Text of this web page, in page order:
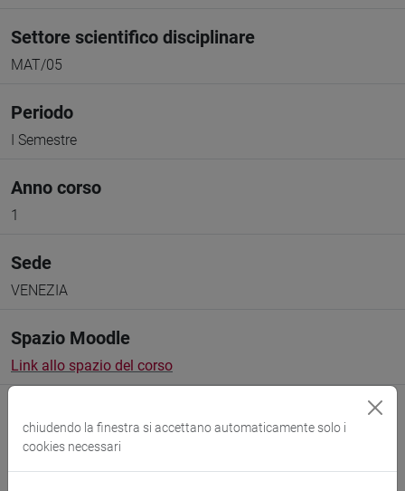
Settore scientifico disciplinare
MAT/05
Periodo
I Semestre
Anno corso
1
Sede
VENEZIA
Spazio Moodle
Link allo spazio del corso
chiudendo la finestra si accettano automaticamente solo i
cookies necessari